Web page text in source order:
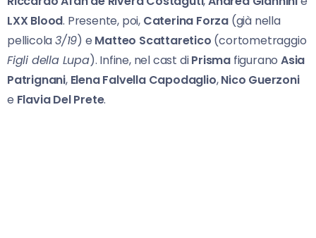
LXX Blood. Presente, poi, Caterina Forza (già nella
pellicola3/19) e Matteo Scattaretico (cortometraggio
Figli della Lupa). Infine, nel cast diPrisma figuranoAsia
Patrignani, Elena Falvella Capodaglio,Nico Guerzoni
e Flavia Del Prete.